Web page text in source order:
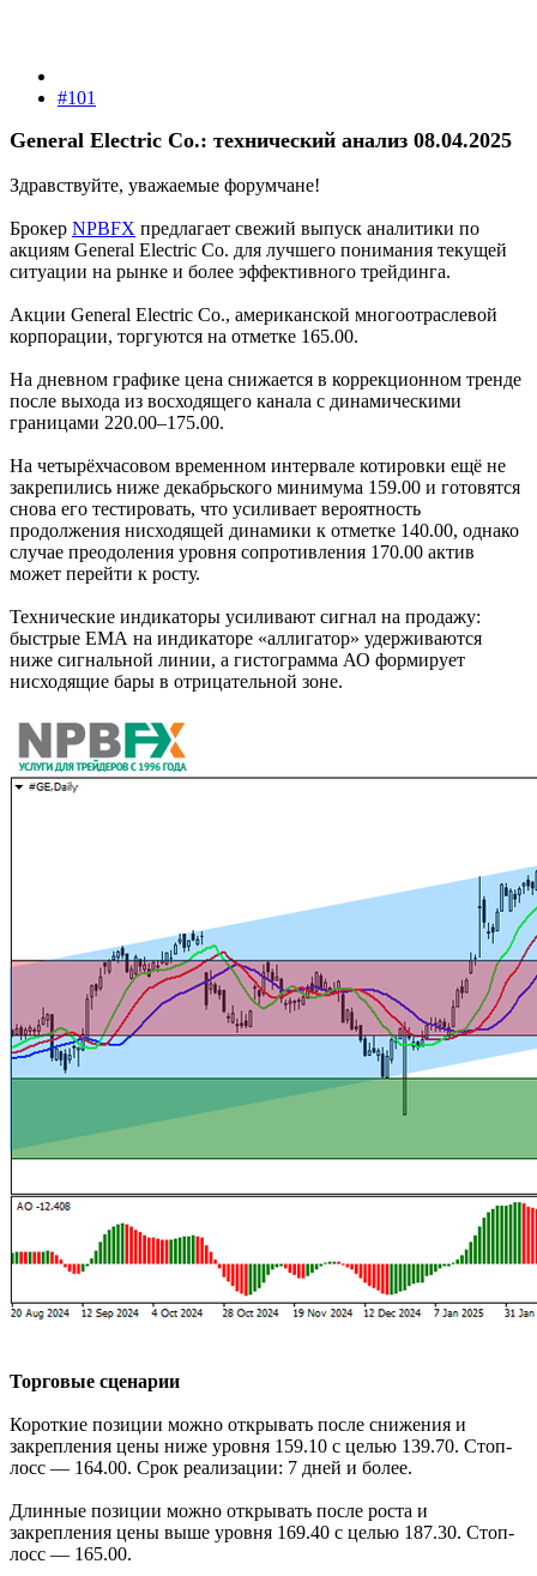
#101
General Electric Co.: технический анализ 08.04.2025
Здравствуйте, уважаемые форумчане!
Брокер NPBFX предлагает свежий выпуск аналитики по
акциям General Electric Co. для лучшего понимания текущей
ситуации на рынке и более эффективного трейдинга.
Акции General Electric Co., американской многоотраслевой
корпорации, торгуются на отметке 165.00.
На дневном графике цена снижается в коррекционном тренде
после выхода из восходящего канала с динамическими
границами 220.00–175.00.
На четырёхчасовом временном интервале котировки ещё не
закрепились ниже декабрьского минимума 159.00 и готовятся
снова его тестировать, что усиливает вероятность
продолжения нисходящей динамики к отметке 140.00, однако
случае преодоления уровня сопротивления 170.00 актив
может перейти к росту.
Технические индикаторы усиливают сигнал на продажу:
быстрые ЕМА на индикаторе «аллигатор» удерживаются
ниже сигнальной линии, а гистограмма АО формирует
нисходящие бары в отрицательной зоне.
Торговые сценарии
Короткие позиции можно открывать после снижения и
закрепления цены ниже уровня 159.10 с целью 139.70. Стоп-
лосс — 164.00. Срок реализации: 7 дней и более.
Длинные позиции можно открывать после роста и
закрепления цены выше уровня 169.40 с целью 187.30. Стоп-
лосс — 165.00.